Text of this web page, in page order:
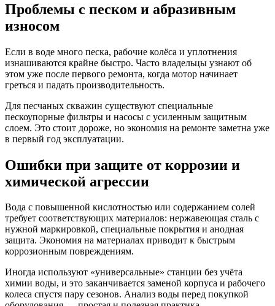
Проблемы с песком и абразивным
износом
Если в воде много песка, рабочие колёса и уплотнения
изнашиваются крайне быстро. Часто владельцы узнают об
этом уже после первого ремонта, когда мотор начинает
греться и падать производительность.
Для песчаных скважин существуют специальные
пескоупорные фильтры и насосы с усиленным защитным
слоем. Это стоит дороже, но экономия на ремонте заметна уже
в первый год эксплуатации.
Ошибки при защите от коррозии и
химической агрессии
Вода с повышенной кислотностью или содержанием солей
требует соответствующих материалов: нержавеющая сталь с
нужной маркировкой, специальные покрытия и анодная
защита. Экономия на материалах приводит к быстрым
коррозионным повреждениям.
Иногда используют «универсальные» станции без учёта
химии воды, и это заканчивается заменой корпуса и рабочего
колеса спустя пару сезонов. Анализ воды перед покупкой